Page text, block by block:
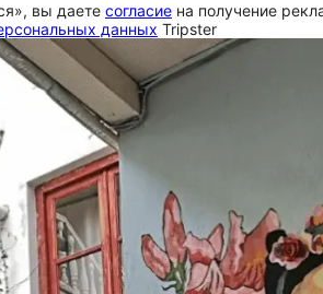
вы даете согласие на получение
данных Tripster